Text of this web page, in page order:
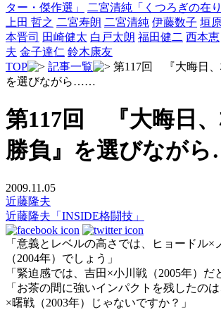
ター・傑作選」
二宮清純「くつろぎの在り
上田 哲之 二宮寿朗 二宮清純 伊藤数子 垣
本晋司 田崎健太 白戸太朗 福田健二 西本恵
夫 金子達仁 鈴木康友
TOP
記事一覧
第117回 『大晦日、
を選びながら……
第117回 『大晦日、
勝負』を選びなが
2009.11.05
近藤隆夫
近藤隆夫「INSIDE格闘技」
「意義とレベルの高さでは、ヒョードル×
（2004年）でしょう」
「緊迫感では、吉田×小川戦（2005年）だ
「お茶の間に強いインパクトを残したの
×曙戦（2003年）じゃないですか？」